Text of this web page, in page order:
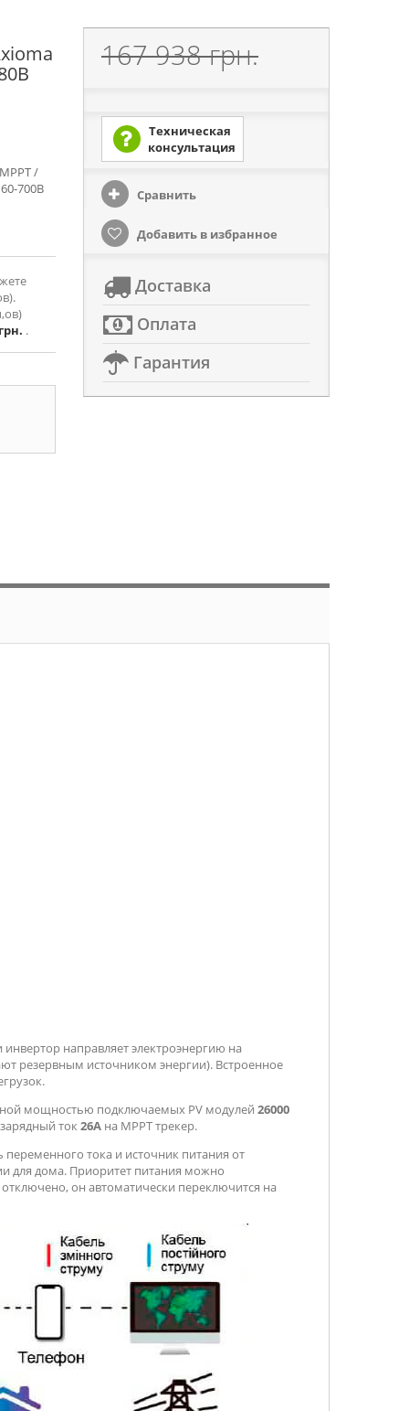
/
700В
.
167 938 грн.
Техническая
консультация
Сравнить
Добавить в избранное
Доставка
Оплата
Гарантия
направляет электроэнергию на
резервным источником энергии). Встроенное
мощностью подключаемых PV модулей 26000
ток26А на МРРТ трекер.
тока и источник питания от
для дома. Приоритет питания можно
он автоматически переключится на